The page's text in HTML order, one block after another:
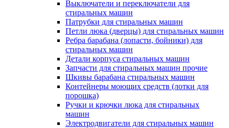
Выключатели и переключатели для
стиральных машин
Патрубки для стиральных машин
Петли люка (дверцы) для стиральных машин
Ребра барабана (лопасти, бойники) для
стиральных машин
Детали корпуса стиральных машин
Запчасти для стиральных машин прочие
Шкивы барабана стиральных машин
Контейнеры моющих средств (лотки для
порошка)
Ручки и крючки люка для стиральных
машин
Электродвигатели для стиральных машин